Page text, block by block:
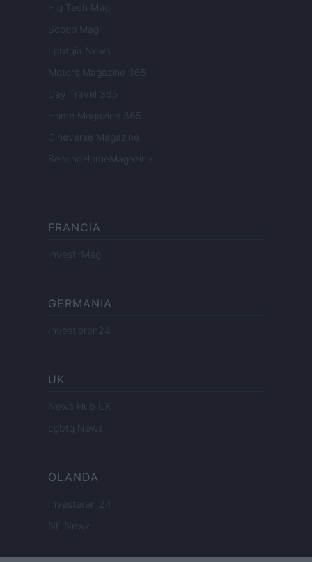
Hig Tech Mag
Scoop Mag
Lgbtqia News
Motors Magazine 365
Day Travel 365
Home Magazine 365
Cineverse Magazine
SecondHomeMagazine
FRANCIA
InvestirMag
GERMANIA
Investieren24
UK
News Hub UK
Lgbtq News
OLANDA
Investeren 24
NL Newz